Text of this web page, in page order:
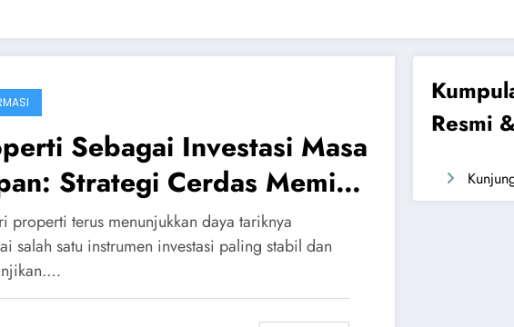
Sebagai Investasi Masa
Strategi Cerdas Memilih
Bernilai Tinggi
properti terus menunjukkan daya tariknya
salah satu instrumen investasi paling stabil dan
Resmi